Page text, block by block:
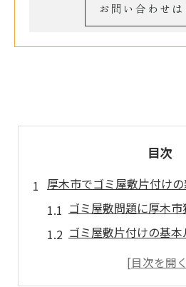
お問い合わせは
目次
厚木市でゴミ屋敷片付け
ゴミ屋敷問題に厚木
ゴミ屋敷片付けの基
厚木市のゴミ屋敷条例